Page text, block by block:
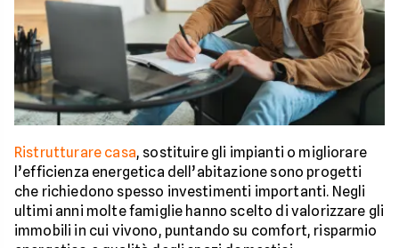
Ristrutturare casa, sostituire gli impianti o migliorare
l’efficienza energetica dell’abitazione sono progetti
che richiedono spesso investimenti importanti. Negli
ultimi anni molte famiglie hanno scelto di valorizzare gli
immobili in cui vivono, puntando su comfort, risparmio